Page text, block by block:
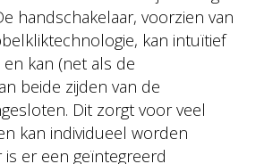
handschakelaar, voorzien van
kan intuïtief
kan (net als de
beide zijden van de
Dit zorgt voor veel
kan individueel worden
is er een geïntegreerd